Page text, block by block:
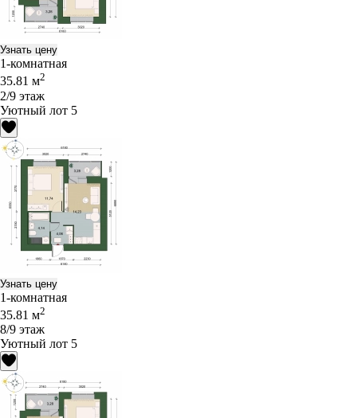
Узнать цену
1-комнатная
35.81 м2
2/9 этаж
Уютный лот 5
Узнать цену
1-комнатная
35.81 м2
8/9 этаж
Уютный лот 5